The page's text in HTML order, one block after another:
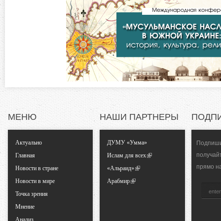
л
ь
ы
МЕНЮ
Актуально
Главная
Новости в стране
Новости в мире
Точка зрения
Мнение
Анализ
НАШИ ПАРТНЕРЫ
ДУМУ «Умма»
Ислам для всех
«Альраид»
Арабмир
прямо